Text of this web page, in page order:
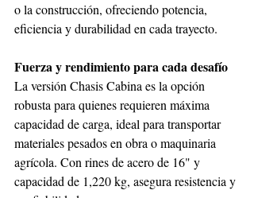
o la construcción, ofreciendo potencia,
eficiencia y durabilidad en cada trayecto.
Fuerza y rendimiento para cada desafío
La versión Chasis Cabina es la opción
robusta para quienes requieren máxima
capacidad de carga, ideal para transportar
materiales pesados en obra o maquinaria
agrícola. Con rines de acero de 16" y
capacidad de 1,220 kg, asegura resistencia y